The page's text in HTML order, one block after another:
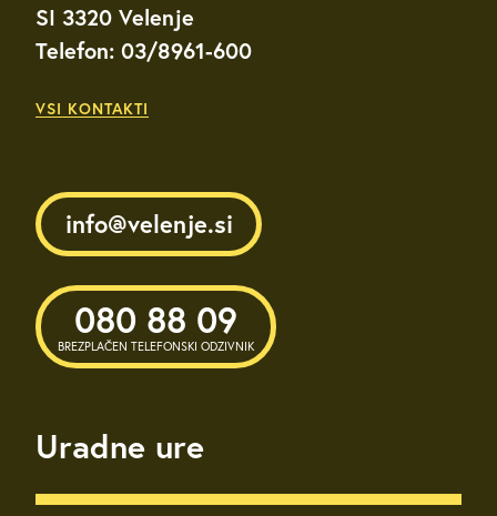
SI 3320 Velenje
Telefon: 03/8961-600
VSI KONTAKTI
info@velenje.si
080 88 09
BREZPLAČEN TELEFONSKI ODZIVNIK
Uradne ure